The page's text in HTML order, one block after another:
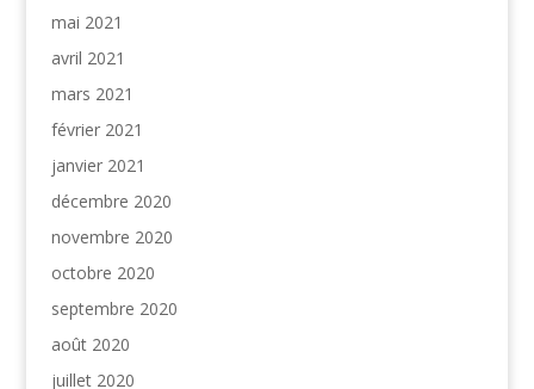
mai 2021
avril 2021
mars 2021
février 2021
janvier 2021
décembre 2020
novembre 2020
octobre 2020
septembre 2020
août 2020
juillet 2020